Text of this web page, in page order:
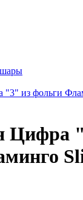
"3" из фольги
Цифра